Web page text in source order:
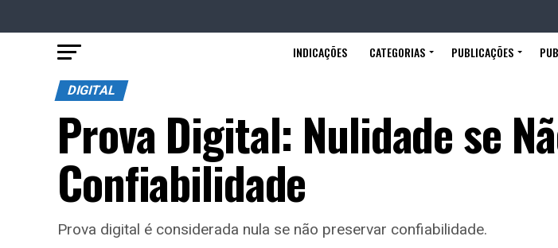
INDICAÇÕES CATEGORIAS PUBLICAÇÕES
DIGITAL
Prova Digital: Nulidade se
Confiabilidade
Prova digital é considerada nula se não preservar confiabilidade.